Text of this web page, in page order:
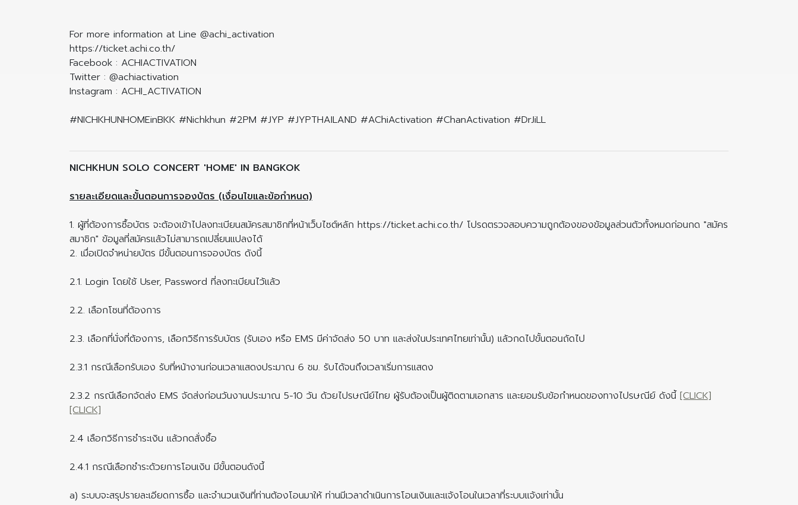
For more information at Line @achi_activation
https://ticket.achi.co.th/
Facebook : ACHIACTIVATION
Twitter : @achiactivation
Instagram : ACHI_ACTIVATION
#NICHKHUNHOMEinBKK #Nichkhun #2PM #JYP #JYPTHAILAND #AChiActivation #ChanActivation #DrJiLL
NICHKHUN SOLO CONCERT 'HOME' IN BANGKOK
รายละเอียดและขั้นตอนการจองบัตร (เงื่อนไขและข้อกำหนด)
1. ผู้ที่ต้องการซื้อบัตร จะต้องเข้าไปลงทะเบียนสมัครสมาชิกที่หน้าเว็บไซต์หลัก https://ticket.achi.co.th/ โปรดตรวจสอบความถูกต้องของข้อมูลส่วนตัวทั้งหมดก่อนกด "สมัคร
สมาชิก" ข้อมูลที่สมัครแล้วไม่สามารถเปลี่ยนแปลงได้
2. เมื่อเปิดจำหน่ายบัตร มีขั้นตอนการจองบัตร ดังนี้
2.1. Login โดยใช้ User, Password ที่ลงทะเบียนไว้แล้ว
2.2. เลือกโซนที่ต้องการ
2.3. เลือกที่นั่งที่ต้องการ, เลือกวิธีการรับบัตร (รับเอง หรือ EMS มีค่าจัดส่ง 50 บาท และส่งในประเทศไทยเท่านั้น) แล้วกดไปขั้นตอนถัดไป
2.3.1 กรณีเลือกรับเอง รับที่หน้างานก่อนเวลาแสดงประมาณ 6 ชม. รับได้จนถึงเวลาเริ่มการแสดง
2.3.2 กรณีเลือกจัดส่ง EMS จัดส่งก่อนวันงานประมาณ 5-10 วัน ด้วยไปรษณีย์ไทย ผู้รับต้องเป็นผู้ติดตามเอกสาร และยอมรับข้อกำหนดของทางไปรษณีย์ ดังนี้ [CLICK]
[CLICK]
2.4 เลือกวิธีการชำระเงิน แล้วกดสั่งซื้อ
2.4.1 กรณีเลือกชำระด้วยการโอนเงิน มีขั้นตอนดังนี้
a) ระบบจะสรุปรายละเอียดการซื้อ และจำนวนเงินที่ท่านต้องโอนมาให้ ท่านมีเวลาดำเนินการโอนเงินและแจ้งโอนในเวลาที่ระบบแจ้งเท่านั้น